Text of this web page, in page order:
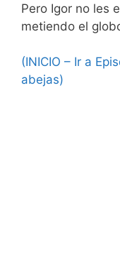
Pero Igor no les
metiendo el
(INICIO – Ir a
abejas)